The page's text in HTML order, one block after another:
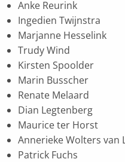
Anke Reurink
Ingedien Twijnstra
Marjanne Hesselink
Trudy Wind
Kirsten Spoolder
Marin Busscher
Renate Melaard
Dian Legtenberg
Maurice ter Horst
Annerieke Wolters van
Patrick Fuchs